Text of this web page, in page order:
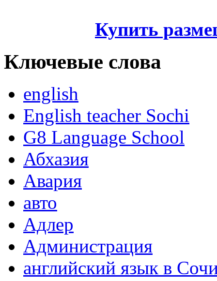
Купить
Ключевые слова
english
English teacher Sochi
G8 Language School
Абхазия
Авария
авто
Адлер
Администрация
английский язык в